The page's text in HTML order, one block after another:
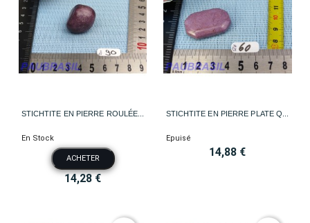
STICHTITE EN PIERRE ROULÉE...
En Stock
ACHETER
14,28 €
STICHTITE EN PIERRE PLATE Q...
Epuisé
14,88 €